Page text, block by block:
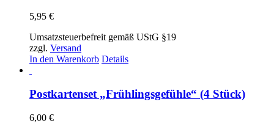
5,95 €
Umsatzsteuerbefreit gemäß UStG §19
zzgl. Versand
In den Warenkorb Details
Postkartenset „Frühlingsgefühle“ (4 Stück)
6,00 €